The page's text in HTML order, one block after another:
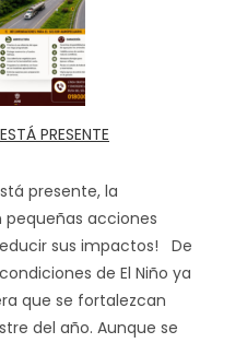
PRESENTE
presente, la
acciones
sus impactos! De
de El Niño ya
que se fortalezcan
del año. Aunque se